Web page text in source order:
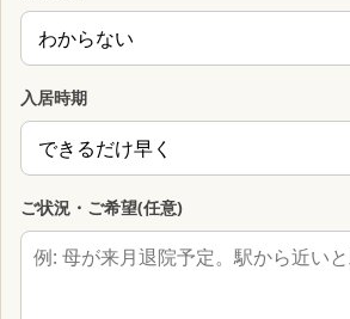
入居時期
ご状況・ご希望(任意)